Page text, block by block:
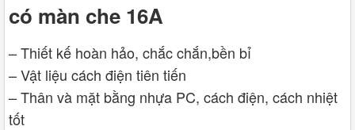
có màn che 16A
– Thiết kế hoàn hảo, chắc chắn,bền bỉ
– Vật liệu cách điện tiên tiến
– Thân và mặt bằng nhựa PC, cách điện, cách nhiệt
tốt